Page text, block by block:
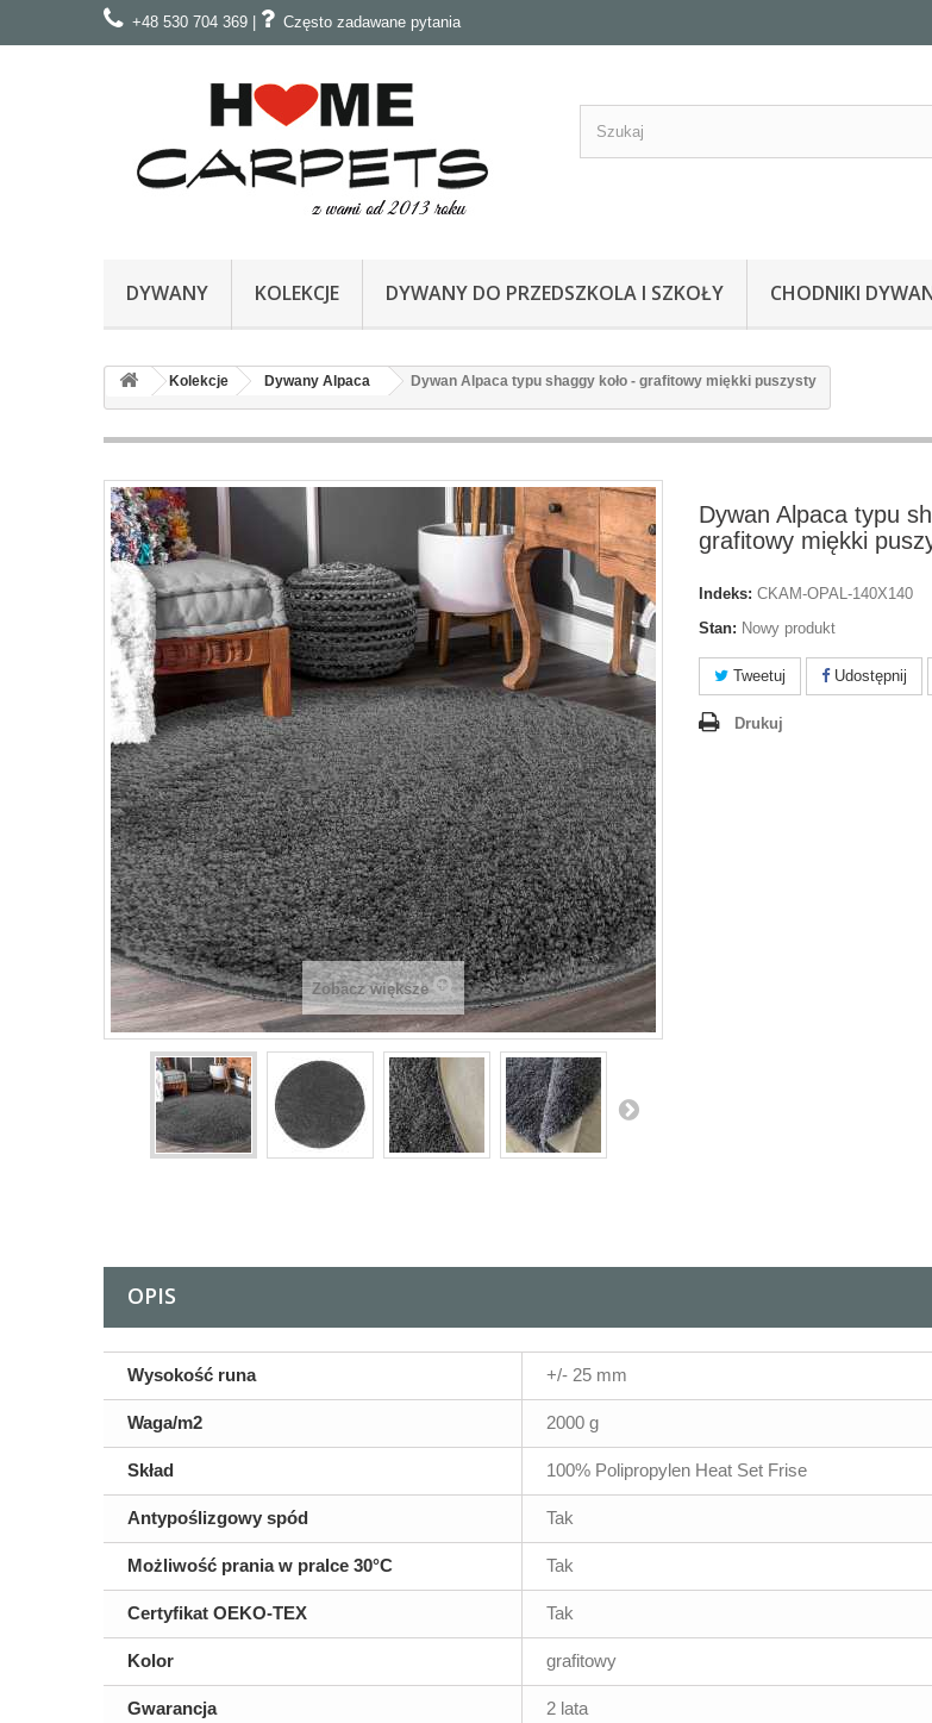
+48 530 704 369 Często zadawane pytania
DYWANY KOLEKCJE DYWANY DO PRZEDSZKOLA I SZKOŁY CHODNIKI
Kolekcje Dywany Alpaca Dywan Alpaca typu shaggy koło - grafitowy miękki puszysty
Zobacz większe
Dywan Alpaca typu
grafitowy miękki
Indeks: CKAM-OPAL-140X140
Stan: Nowy produkt
Tweetuj Udostępnij
Drukuj
OPIS
Wysokość runa +/- 25 mm
Waga/m2 2000 g
Skład 100% Polipropylen Heat Set Frise
Antypoślizgowy spód Tak
Możliwość prania w pralce 30°C Tak
Certyfikat OEKO-TEX Tak
Kolor grafitowy
Gwarancja 2 lata